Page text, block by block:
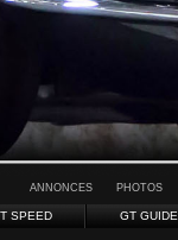
ANNONCES PHOTOS
SPEED GT GUIDE